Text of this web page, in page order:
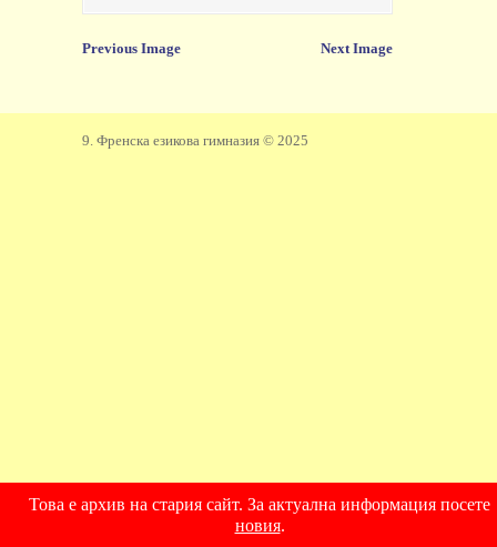
Previous Image Next Image
9. Френска езикова гимназия © 2025
Това е архив на стария сайт. За актуална информация посете
новия.